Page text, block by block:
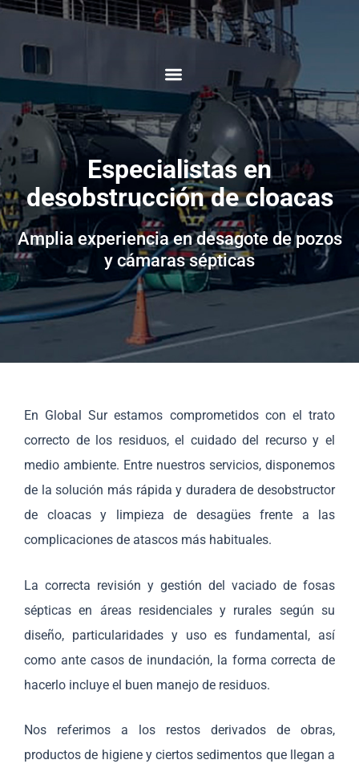
Ir
contenido
Especialistas en
desobstrucción de cloacas
Amplia experiencia en desagote de pozos
y cámaras sépticas
En Global Sur estamos comprometidos con el trato
correcto de los residuos, el cuidado del recurso y el
medio ambiente. Entre nuestros servicios, disponemos
de la solución más rápida y duradera de desobstructor
de cloacas y limpieza de desagües frente a las
complicaciones de atascos más habituales.
La correcta revisión y gestión del vaciado de fosas
sépticas en áreas residenciales y rurales según su
diseño, particularidades y uso es fundamental, así
como ante casos de inundación, la forma correcta de
hacerlo incluye el buen manejo de residuos.
Nos referimos a los restos derivados de obras,
productos de higiene y ciertos sedimentos que llegan a